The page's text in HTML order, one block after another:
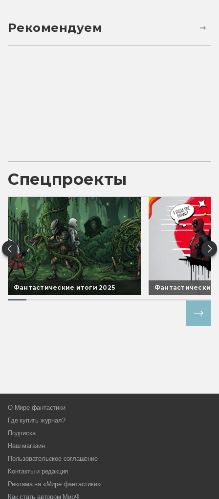
Рекомендуем
Спецпроекты
Фантастические итоги 2025 Фантастические
О Мире фантастики
Где купить журнал?
Подписка
Наш магазин
Пользовательское соглашение
Контакты и редакция
Реклама на «Мире фантастики»
Как стать автором МирФ